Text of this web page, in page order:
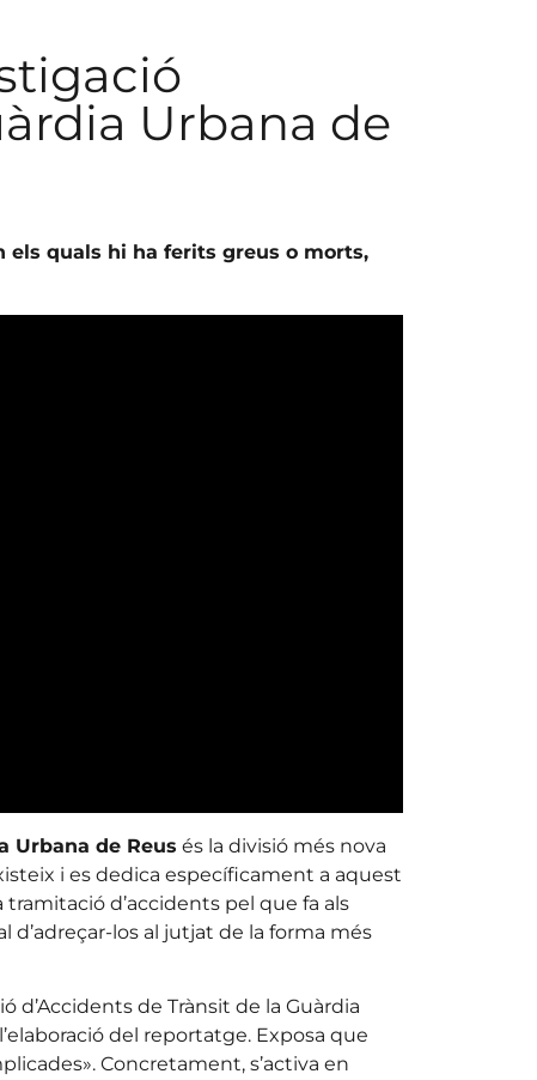
Urbana de
els quals hi ha ferits greus o morts,
Urbana de Reus és la divisió més nova
i es dedica específicament a aquest
d’accidents pel que fa als
d’adreçar-los al jutjat de la forma més
d’Accidents de Trànsit de la Guàrdia
del reportatge. Exposa que
Concretament, s’activa en